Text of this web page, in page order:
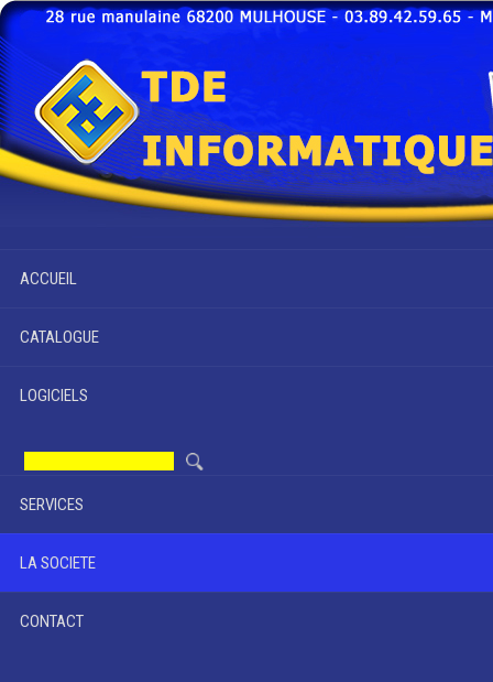
ACCUEIL
CATALOGUE
LOGICIELS
SERVICES
LA SOCIETE
CONTACT